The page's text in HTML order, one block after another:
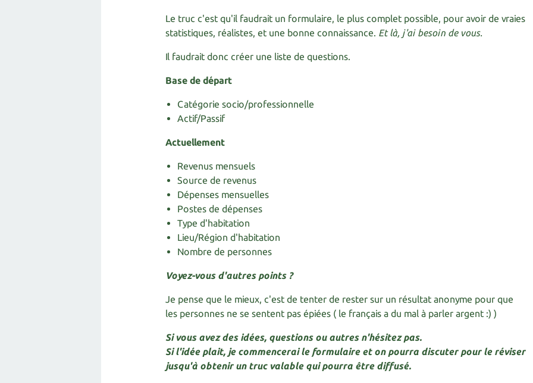
Le truc c'est qu'il faudrait un formulaire, le plus complet possible, pour avoir de vraies
statistiques, réalistes, et une bonne connaissance. Et là, j'ai besoin de vous.
Il faudrait donc créer une liste de questions.
Base de départ
Catégorie socio/professionnelle
Actif/Passif
Actuellement
Revenus mensuels
Source de revenus
Dépenses mensuelles
Postes de dépenses
Type d'habitation
Lieu/Région d'habitation
Nombre de personnes
Voyez-vous d'autres points ?
Je pense que le mieux, c'est de tenter de rester sur un résultat anonyme pour que
les personnes ne se sentent pas épiées ( le français a du mal à parler argent :) )
Si vous avez des idées, questions ou autres n'hésitez pas.
Si l'idée plait, je commencerai le formulaire et on pourra discuter pour le réviser
jusqu'à obtenir un truc valable qui pourra être diffusé.